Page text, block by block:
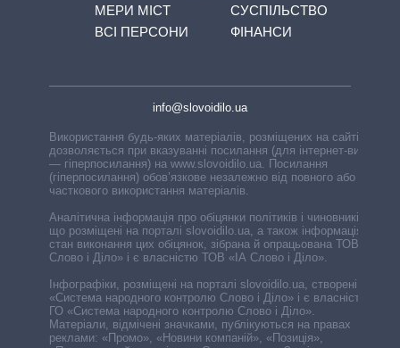
МЕРИ МІСТ
ВСІ ПЕРСОНИ
СУСПІЛЬСТВО
ФІНАНСИ
info@slovoidilo.ua
Використання будь-яких матеріалів, розміщених на сайті,
дозволяється при вказуванні посилання (для інтернет-видань
— гіперпосилання) на www.slovoidilo.ua. Посилання
(гіперпосилання) обов’язкове незалежно від повного або
часткового використання матеріалів.
Аналітична інформація про обіцянки політиків і чиновників,
що розміщені на порталі slovoidilo.ua, а також інформація про
стан виконання цих обіцянок, зібрана й опрацьована ТОВ «ІА
Слово і Діло» і є власністю ТОВ «ІА Слово і Діло».
Інфографіки, розміщені на порталі slovoidilo.ua, створені ГО
«Система народного контролю Слово і Діло» і є власністю
ГО «Система народного контролю Слово і Діло».
Матеріали, відмічені значками, публікуються на правах
реклами: «Промо», «Новини компаній», «Позиція»,